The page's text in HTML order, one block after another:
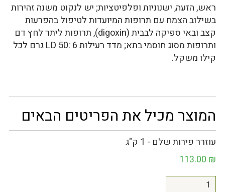
ראש, הזעה, ישנוניות ופלפיטציות; יש לנקוט משנה זהירות
בשילוב הצמח עם תרופות המיועדות לטיפול בהפרעות
קצב ובאי ספיקה לבבית (digoxin), תרופות ליתר לחץ דם
ותרופות מסוג חוסמי בתא; מדד רעילות LD 50: 6 גרם לכל
קילו משקל.
המוצר מכיל את הפריטים הבאים
עוזרר פירות שלם - 1 ק"ג
113.00 ₪